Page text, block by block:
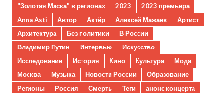
"Золотая Маска" в регионах 2023
2023 премьера
Anna Asti
Автор Актёр Алексей Мажаев
Артист
Архитектура
Без политики
В России
Владимир Путин
Интервью
Искусство
Исследование
История Кино Культура
Мода
Москва
Музыка Новости России
Образование
Регионы
Россия Смерть Теги
анонс концерта